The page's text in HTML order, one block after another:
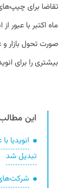
تقاضا برای
ماه اکتبر با
صورت تحول بازار
بیشتری را برای
این
انویدیا
تبدیل شد